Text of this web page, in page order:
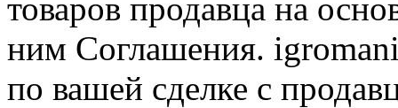
товаров продавца на
ним Соглашения.
по вашей сделке с